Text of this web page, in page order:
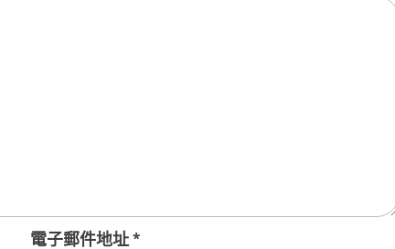
電子郵件地址*